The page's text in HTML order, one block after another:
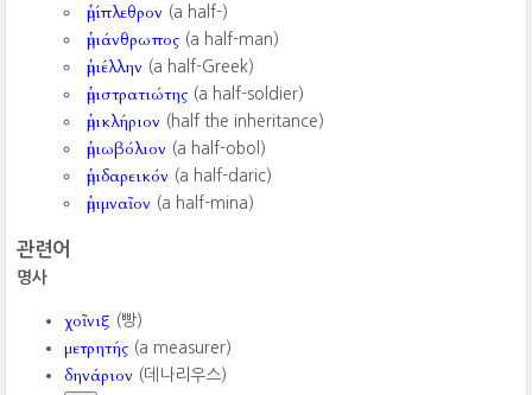
ἡμίπλεθρον (a half-)
ἡμιάνθρωπος (a half-man)
ἡμιέλλην (a half-Greek)
ἡμιστρατιώτης (a half-soldier)
ἡμικλήριον (half the inheritance)
ἡμιωβόλιον (a half-obol)
ἡμιδαρεικόν (a half-daric)
ἡμιμναῖον (a half-mina)
관련어
명사
χοῖνιξ (빵)
μετρητής (a measurer)
δηνάριον (데나리우스)